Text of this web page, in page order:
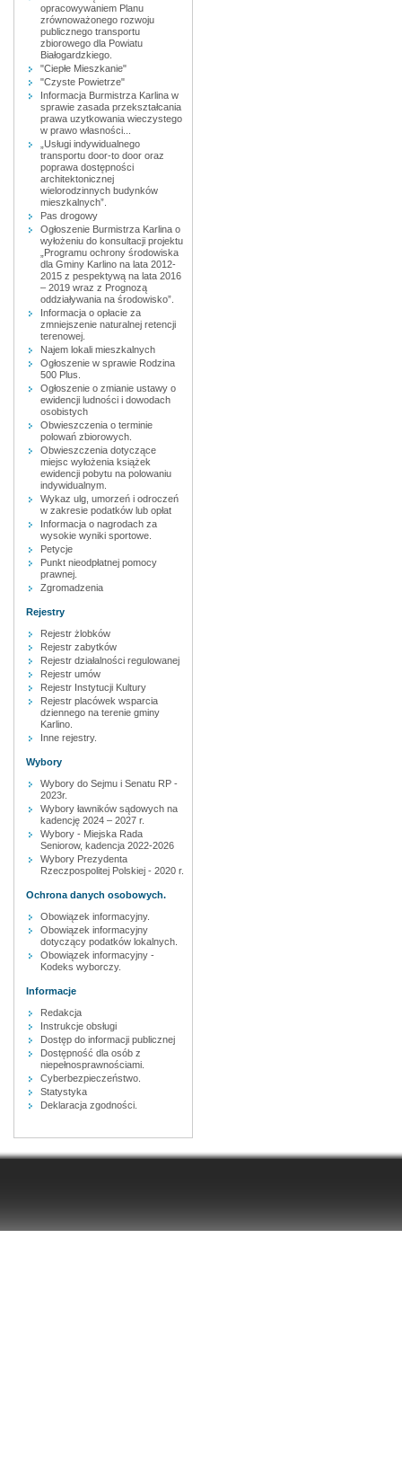
opracowywaniem Planu
zrównoważonego rozwoju
publicznego transportu
zbiorowego dla Powiatu
Białogardzkiego.
"Ciepłe Mieszkanie"
"Czyste Powietrze"
Informacja Burmistrza Karlina w
sprawie zasada przekształcania
prawa uzytkowania wieczystego
w prawo własności...
„Usługi indywidualnego
transportu door-to door oraz
poprawa dostępności
architektonicznej
wielorodzinnych budynków
mieszkalnych”.
Pas drogowy
Ogłoszenie Burmistrza Karlina o
wyłożeniu do konsultacji projektu
„Programu ochrony środowiska
dla Gminy Karlino na lata 2012-
2015 z pespektywą na lata 2016
– 2019 wraz z Prognozą
oddziaływania na środowisko”.
Informacja o opłacie za
zmniejszenie naturalnej retencji
terenowej.
Najem lokali mieszkalnych
Ogłoszenie w sprawie Rodzina
500 Plus.
Ogłoszenie o zmianie ustawy o
ewidencji ludności i dowodach
osobistych
Obwieszczenia o terminie
polowań zbiorowych.
Obwieszczenia dotyczące
miejsc wyłożenia książek
ewidencji pobytu na polowaniu
indywidualnym.
Wykaz ulg, umorzeń i odroczeń
w zakresie podatków lub opłat
Informacja o nagrodach za
wysokie wyniki sportowe.
Petycje
Punkt nieodpłatnej pomocy
prawnej.
Zgromadzenia
Rejestry
Rejestr żlobków
Rejestr zabytków
Rejestr działalności regulowanej
Rejestr umów
Rejestr Instytucji Kultury
Rejestr placówek wsparcia
dziennego na terenie gminy
Karlino.
Inne rejestry.
Wybory
Wybory do Sejmu i Senatu RP -
2023r.
Wybory ławników sądowych na
kadencję 2024 – 2027 r.
Wybory - Miejska Rada
Seniorow, kadencja 2022-2026
Wybory Prezydenta
Rzeczpospolitej Polskiej - 2020 r.
Ochrona danych osobowych.
Obowiązek informacyjny.
Obowiązek informacyjny
dotyczący podatków lokalnych.
Obowiązek informacyjny -
Kodeks wyborczy.
Informacje
Redakcja
Instrukcje obsługi
Dostęp do informacji publicznej
Dostępność dla osób z
niepełnosprawnościami.
Cyberbezpieczeństwo.
Statystyka
Deklaracja zgodności.